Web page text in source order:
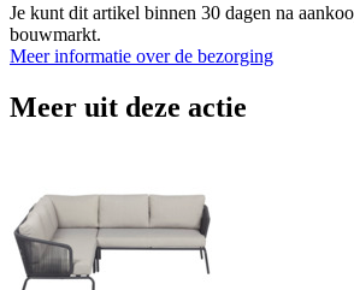
Je kunt dit artikel binnen 30 dagen na
bouwmarkt.
Meer informatie over de bezorging
Meer uit deze actie